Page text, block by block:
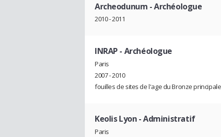
Archeodunum - Archéologue
2010 - 2011
INRAP - Archéologue
Paris
2007 - 2010
fouilles de sites de l'age du Bronze
Keolis Lyon - Administratif
Paris